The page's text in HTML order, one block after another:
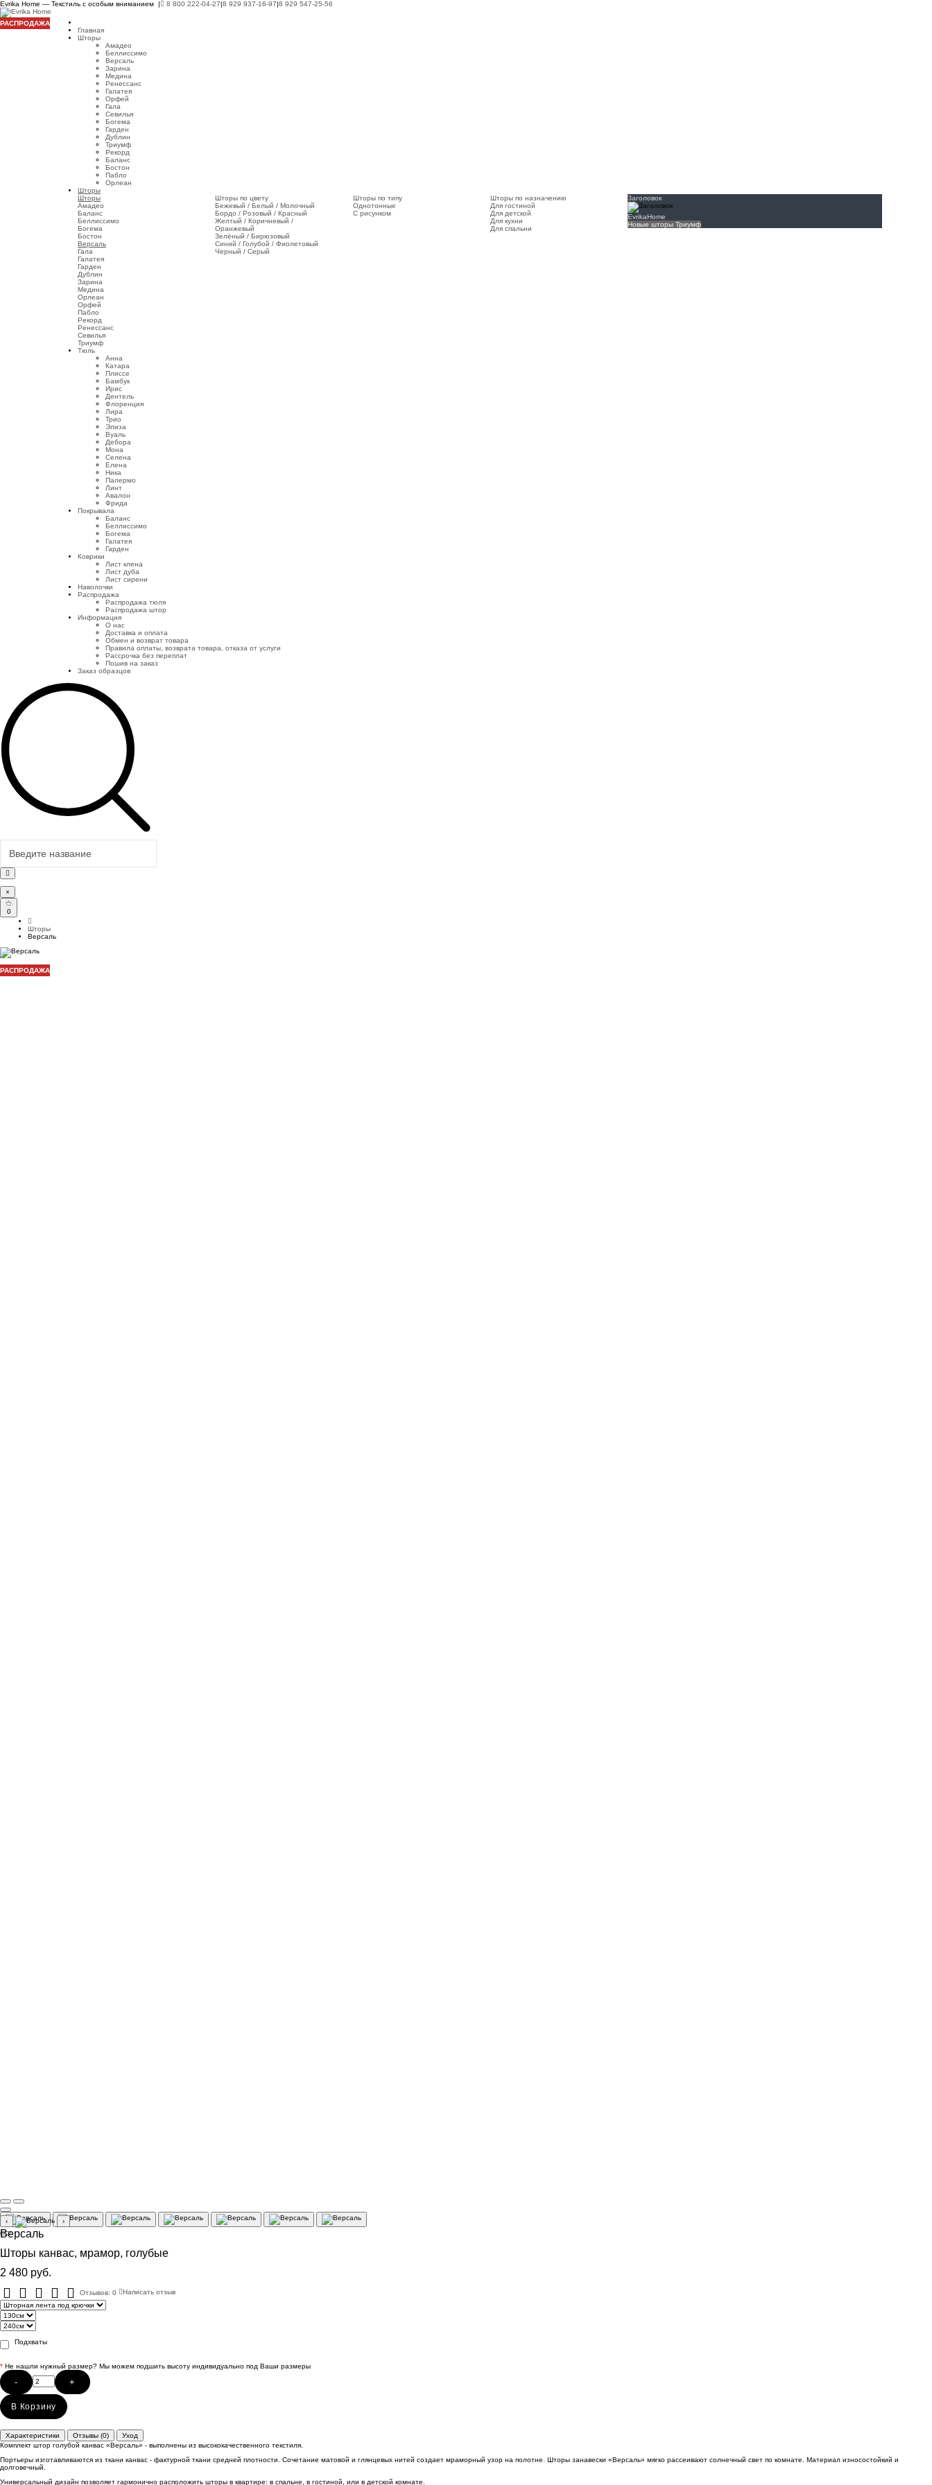
Evrika Home — Текстиль с особым вниманием | 8 800 222-04-27|8 929 937-16-97|8 929 547-25-56
Главная
Шторы
Амадео
Беллиссимо
Версаль
Зарина
Медина
Ренессанс
Галатея
Орфей
Гала
Севилья
Богема
Гарден
Дублин
Триумф
Рекорд
Баланс
Бостон
Пабло
Орлеан
Шторы
Шторы
Амадео
Баланс
Беллиссимо
Богема
Бостон
Версаль
Гала
Галатея
Гарден
Дублин
Зарина
Медина
Орлеан
Орфей
Пабло
Рекорд
Ренессанс
Севилья
Триумф
Шторы по цвету
Бежевый / Белый / Молочный
Бордо / Розовый / Красный
Желтый / Коричневый /
Оранжевый
Зелёный / Бирюзовый
Синий / Голубой / Фиолетовый
Черный / Серый
Шторы по типу
Однотонные
С рисунком
Шторы по назначению
Для гостиной
Для детской
Для кухни
Для спальни
Заголовок
EvrikaHome
Новые шторы Триумф
Тюль
Анна
Катара
Плиссе
Бамбук
Ирис
Дентель
Флоренция
Лира
Трио
Элиза
Вуаль
Дебора
Мона
Селена
Елена
Ника
Палермо
Линт
Авалон
Фрида
Покрывала
Баланс
Беллиссимо
Богема
Галатея
Гарден
Коврики
Лист клена
Лист дуба
Лист сирени
Наволочки
Распродажа
Распродажа тюля
Распродажа штор
Информация
О нас
Доставка и оплата
Обмен и возврат товара
Правила оплаты, возврата товара, отказа от услуги
Рассрочка без переплат
Пошив на заказ
Заказ образцов
×
0
Шторы
Версаль
РАСПРОДАЖА
РАСПРОДАЖА
‹ ›
Версаль
Шторы канвас, мрамор, голубые
2 480 руб.
Отзывов: 0 Написать отзыв
Подхваты
* Не нашли нужный размер? Мы можем подшить высоту индивидуально под Ваши размеры
- +
В Корзину
Характеристики Отзывы (0)
Уход
Комплект штор голубой канвас «Версаль» - выполнены из высококачественного текстиля.
Портьеры изготавливаются из ткани канвас - фактурной ткани средней плотности. Сочетание матовой и глянцевых нитей создает мраморный узор на полотне. Шторы занавески «Версаль» мягко рассеивают солнечный свет по комнате. Материал износостойкий и
долговечный.
Универсальный дизайн позволяет гармонично расположить шторы в квартире: в спальне, в гостиной, или в детской комнате.